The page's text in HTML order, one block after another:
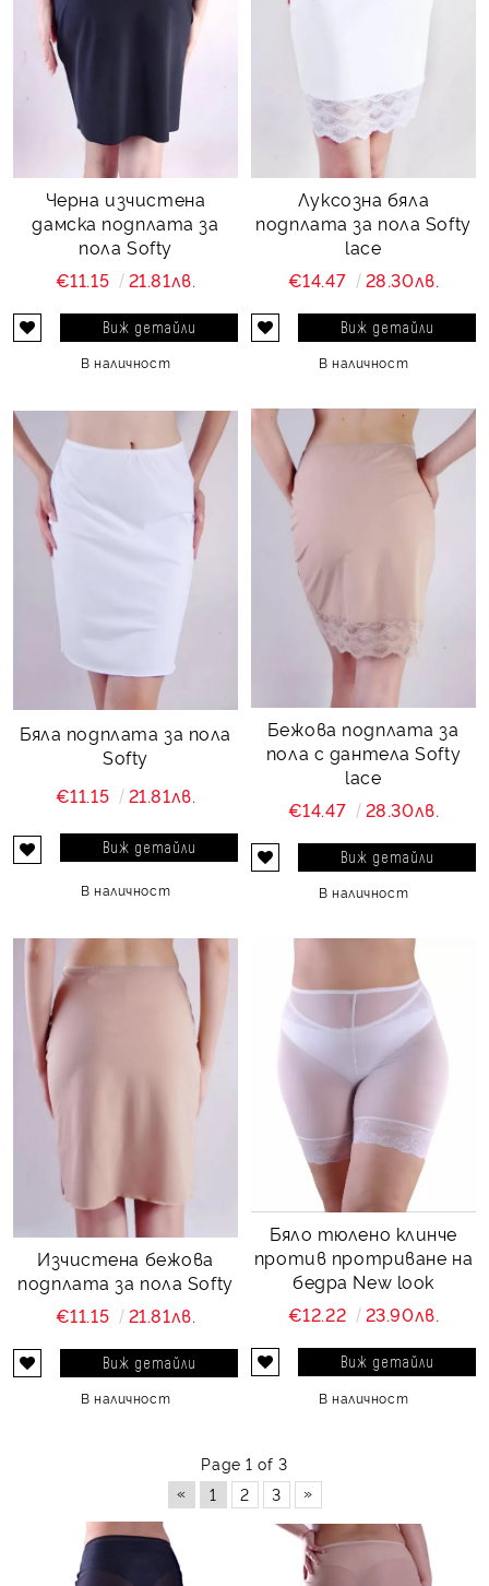
Черна изчистена
дамска подплата за
пола Softy
€11.15
21.81лв.
Виж детайли
В наличност
Луксозна бяла
подплата за пола Softy
lace
€14.47
28.30лв.
Виж детайли
В наличност
Бяла подплата за пола
Softy
€11.15
21.81лв.
Виж детайли
В наличност
Бежова подплата за
пола с дантела Softy
lace
€14.47
28.30лв.
Виж детайли
В наличност
Изчистена бежова
подплата за пола Softy
€11.15
21.81лв.
Виж детайли
В наличност
Бяло тюлено клинче
против протриване на
бедра New look
€12.22
23.90лв.
Виж детайли
В наличност
Page 1 of 3
«
1 2 3 »